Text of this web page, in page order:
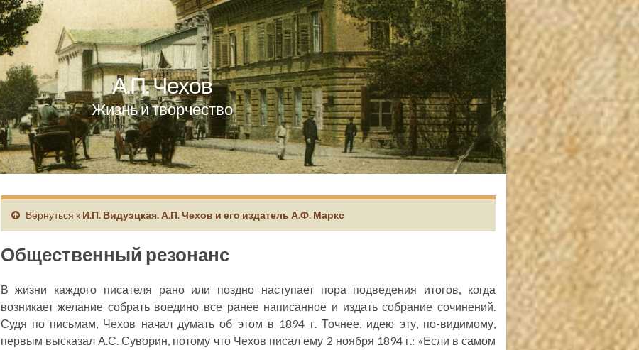
А.П. Чехов
Жизнь и творчество
Вернуться к И.П. Видуэцкая. А.П. Чехов и его издатель А.Ф. Маркс
Общественный резонанс
В жизни каждого писателя рано или поздно наступает пора подведения итогов, когда
возникает желание собрать воедино все ранее написанное и издать собрание сочинений.
Судя по письмам, Чехов начал думать об этом в 1894 г. Точнее, идею эту, по-видимому,
первым высказал А.С. Суворин, потому что Чехов писал ему 2 ноября 1894 г.: «Если в самом